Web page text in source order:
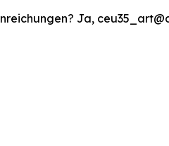
Ja,